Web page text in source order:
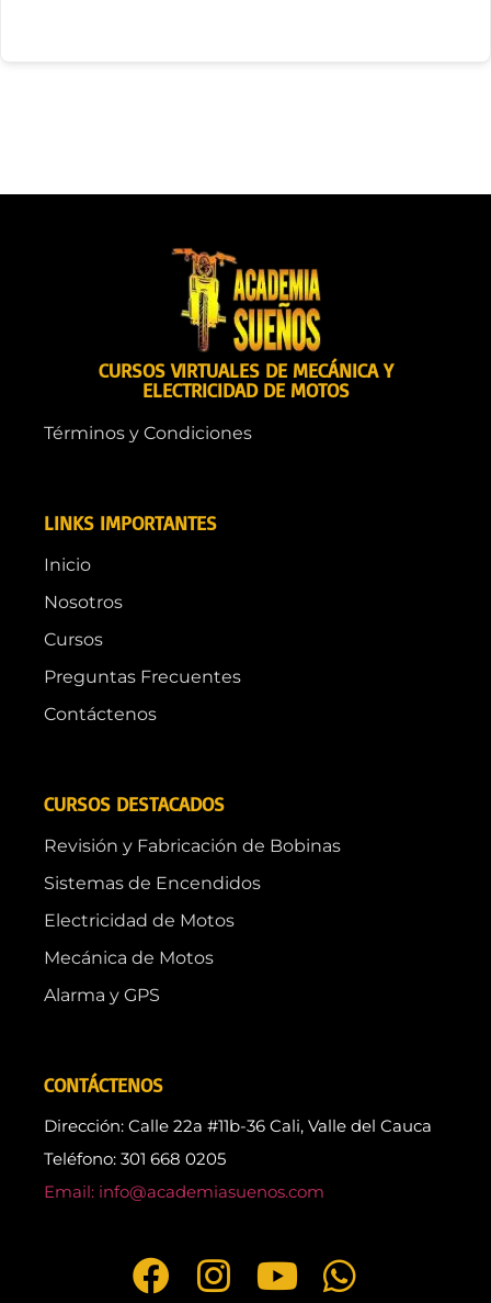
CURSOS VIRTUALES DE MECÁNICA Y
ELECTRICIDAD DE MOTOS
Términos y Condiciones
LINKS IMPORTANTES
Inicio
Nosotros
Cursos
Preguntas Frecuentes
Contáctenos
CURSOS DESTACADOS
Revisión y Fabricación de Bobinas
Sistemas de Encendidos
Electricidad de Motos
Mecánica de Motos
Alarma y GPS
CONTÁCTENOS
Dirección: Calle 22a #11b-36 Cali, Valle del Cauca
Teléfono: 301 668 0205
Email: info@academiasuenos.com